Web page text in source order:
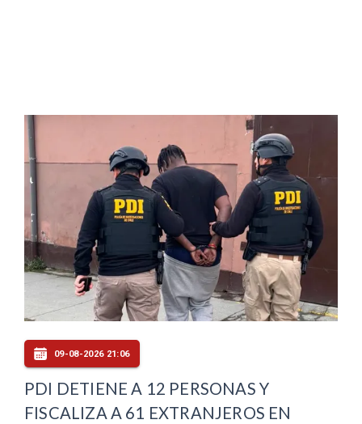
09-08-2026 21:06
PDI DETIENE A 12 PERSONAS Y
FISCALIZA A 61 EXTRANJEROS EN